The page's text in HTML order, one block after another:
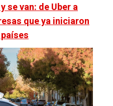
se van: de Uber a
que ya iniciaron